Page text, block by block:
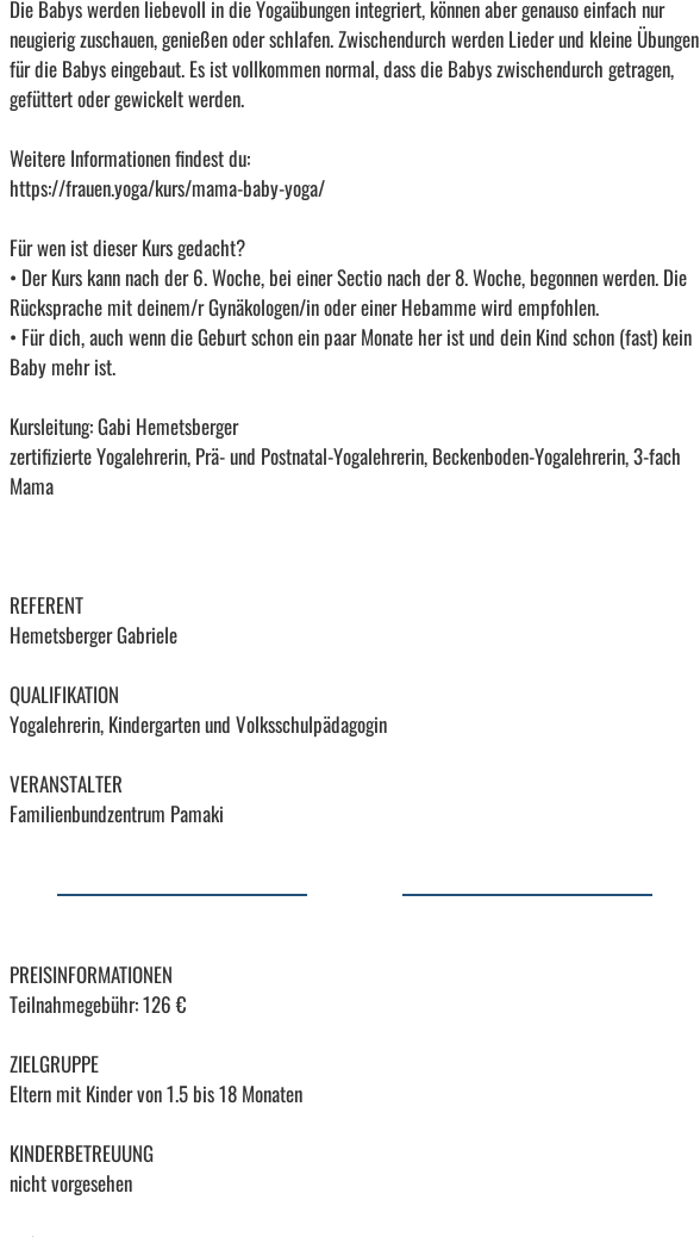
Die Babys werden liebevoll in die Yogaübungen integriert, können aber genauso einfach nur
neugierig zuschauen, genießen oder schlafen. Zwischendurch werden Lieder und kleine Übungen
für die Babys eingebaut. Es ist vollkommen normal, dass die Babys zwischendurch getragen,
gefüttert oder gewickelt werden.
Weitere Informationen findest du:
https://frauen.yoga/kurs/mama-baby-yoga/
Für wen ist dieser Kurs gedacht?
• Der Kurs kann nach der 6. Woche, bei einer Sectio nach der 8. Woche, begonnen werden. Die
Rücksprache mit deinem/r Gynäkologen/in oder einer Hebamme wird empfohlen.
• Für dich, auch wenn die Geburt schon ein paar Monate her ist und dein Kind schon (fast) kein
Baby mehr ist.
Kursleitung: Gabi Hemetsberger
zertifizierte Yogalehrerin, Prä- und Postnatal-Yogalehrerin, Beckenboden-Yogalehrerin, 3-fach
Mama
REFERENT
Hemetsberger Gabriele
QUALIFIKATION
Yogalehrerin, Kindergarten und Volksschulpädagogin
VERANSTALTER
Familienbundzentrum Pamaki
PREISINFORMATIONEN
Teilnahmegebühr: 126 €
ZIELGRUPPE
Eltern mit Kinder von 1.5 bis 18 Monaten
KINDERBETREUUNG
nicht vorgesehen